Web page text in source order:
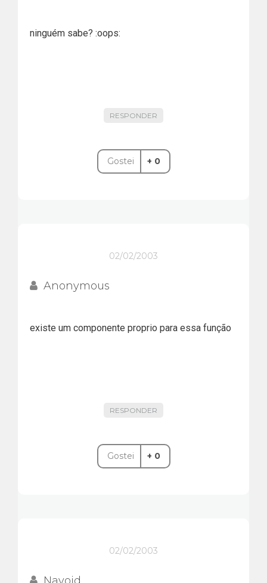
ninguém sabe? :oops:
RESPONDER
Gostei + 0
02/02/2003
Anonymous
existe um componente proprio para essa função
RESPONDER
Gostei + 0
02/02/2003